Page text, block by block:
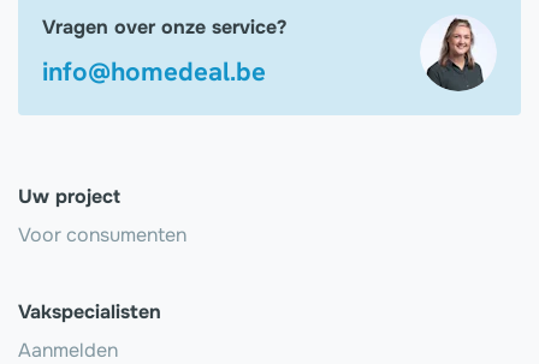
Vragen over onze service?
info@homedeal.be
Uw project
Voor consumenten
Vakspecialisten
Aanmelden